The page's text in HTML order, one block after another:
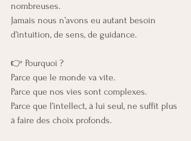
nombreuses.
Jamais nous n’avons eu autant besoin
d’intuition, de sens, de guidance.
👉 Pourquoi ?
Parce que le monde va vite.
Parce que nos vies sont complexes.
Parce que l’intellect, à lui seul, ne suffit plus
à faire des choix profonds.